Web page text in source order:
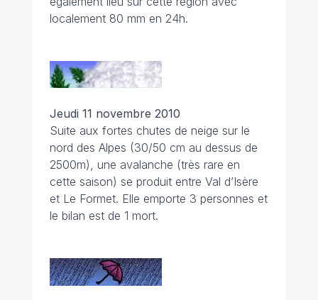
localement 80 mm en 24h.
Jeudi 11 novembre 2010
Suite aux fortes chutes de neige sur le
nord des Alpes (30/50 cm au dessus de
2500m), une avalanche (très rare en
cette saison) se produit entre Val d’Isère
et Le Formet. Elle emporte 3 personnes et
le bilan est de 1 mort.